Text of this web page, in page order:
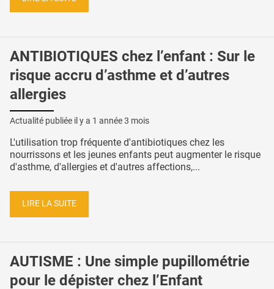
ANTIBIOTIQUES chez l’enfant : Sur le
risque accru d’asthme et d’autres
allergies
Actualité publiée il y a 1 année 3 mois
L'utilisation trop fréquente d'antibiotiques chez les
nourrissons et les jeunes enfants peut augmenter le risque
d'asthme, d'allergies et d'autres affections,...
LIRE LA SUITE
AUTISME : Une simple pupillométrie
pour le dépister chez l’Enfant